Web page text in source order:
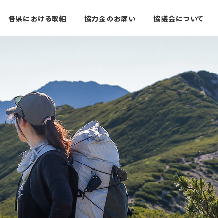
各県における取組 協力金のお願い 協議会について